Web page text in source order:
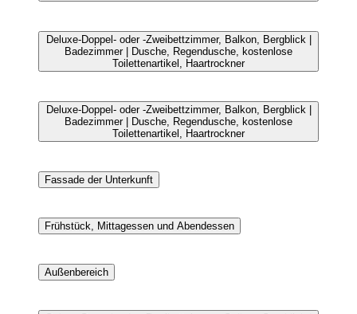
Deluxe-Doppel- oder -Zweibettzimmer, Balkon, Bergblick |
Badezimmer | Dusche, Regendusche, kostenlose
Toilettenartikel, Haartrockner
Deluxe-Doppel- oder -Zweibettzimmer, Balkon, Bergblick |
Badezimmer | Dusche, Regendusche, kostenlose
Toilettenartikel, Haartrockner
Fassade der Unterkunft
Frühstück, Mittagessen und Abendessen
Außenbereich